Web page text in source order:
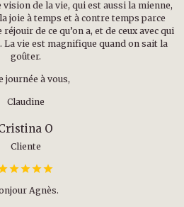
de la vie, qui est aussi la mienne,
joie à temps et à contre temps parce
de ce qu’on a, et de ceux avec qui
vie est magnifique quand on sait la
goûter.
journée à vous,
Claudine
O
Cliente
Agnès.